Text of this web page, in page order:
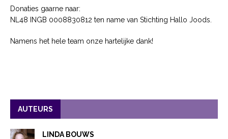
Donaties gaarne naar:
NL48 INGB 0008830812 ten name van Stichting Hallo Joods.
Namens het hele team onze hartelijke dank!
AUTEURS
LINDA BOUWS